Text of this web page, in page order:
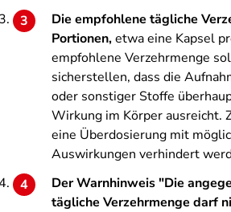
Die empfohlene tägliche
Portionen,etwa eine Kapsel
empfohlene Verzehrmenge
sicherstellen, dass die
oder sonstiger Stoffe
Wirkung im Körper ausreicht.
eine Überdosierung mit
Auswirkungen verhindert
Der Warnhinweis "Die
tägliche Verzehrmenge darf